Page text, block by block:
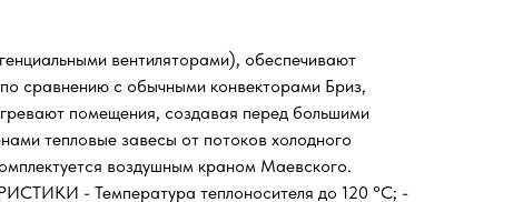
вентиляторами), обеспечивают
сравнению с обычными конвекторами Бриз,
помещения, создавая перед большими
тепловые завесы от потоков холодного
воздушным краном Маевского.
- Температура теплоносителя до 120 °С; -